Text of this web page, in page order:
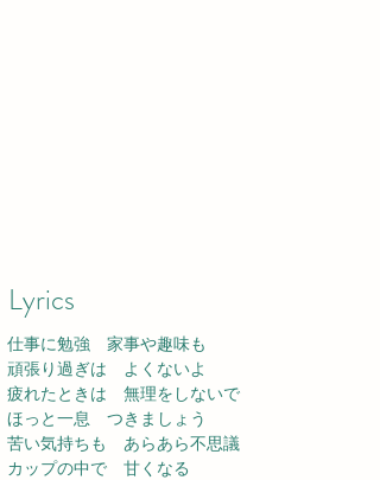
Lyrics
仕事に勉強　家事や趣味も
頑張り過ぎは　よくないよ
疲れたときは　無理をしないで
ほっと一息　つきましょう
苦い気持ちも　あらあら不思議
カップの中で　甘くなる